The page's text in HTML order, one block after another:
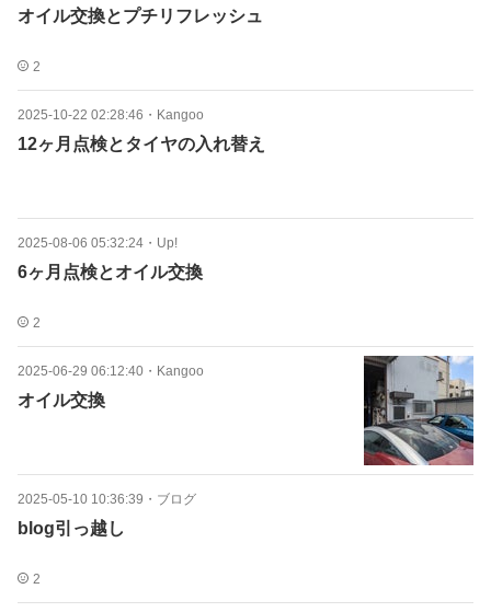
オイル交換とプチリフレッシュ
2
2025-10-22 02:28:46 ・ Kangoo
12ヶ月点検とタイヤの入れ替え
2025-08-06 05:32:24 ・ Up!
6ヶ月点検とオイル交換
2
2025-06-29 06:12:40 ・ Kangoo
オイル交換
2025-05-10 10:36:39 ・ ブログ
blog引っ越し
2